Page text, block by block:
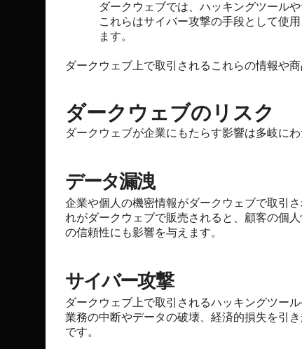
ダークウェブでは、ハッキングツール
これらはサイバー攻撃の手段として使
ます。
ダークウェブ上で取引されるこれらの情報や
ダークウェブのリスク
ダークウェブが企業にもたらす影響は多岐に
データ漏洩
企業や個人の機密情報がダークウェブで取引
れがダークウェブで販売されると、顧客の個
の信頼性にも影響を与えます。
サイバー攻撃
ダークウェブ上で取引されるハッキングツー
業務の中断やデータの破壊、経済的損失を引
です。